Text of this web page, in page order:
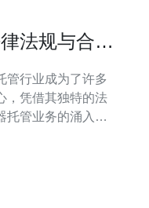
法规与合规
管行业成为了许多
，凭借其独特的法
托管业务的涌入。
服务器托管行业